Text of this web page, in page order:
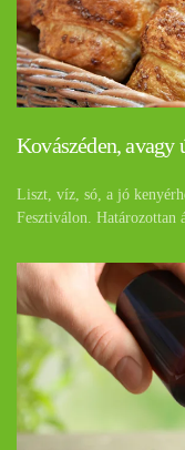
Kovászéden, avagy
Liszt, víz, só, a jó
Fesztiválon.